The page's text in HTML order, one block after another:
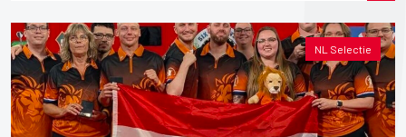
NL Selectie